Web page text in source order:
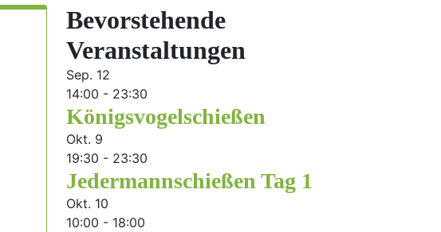
Bevorstehende
Veranstaltungen
Sep. 12
14:00 - 23:30
Königsvogelschießen
Okt. 9
19:30 - 23:30
Jedermannschießen Tag 1
Okt. 10
10:00 - 18:00